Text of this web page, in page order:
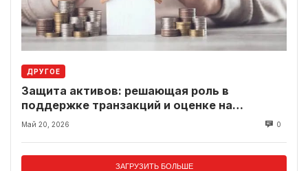
ДРУГОЕ
Защита активов: решающая роль в
поддержке транзакций и оценке на
современном рынке
Май 20, 2026 0
ЗАГРУЗИТЬ БОЛЬШЕ